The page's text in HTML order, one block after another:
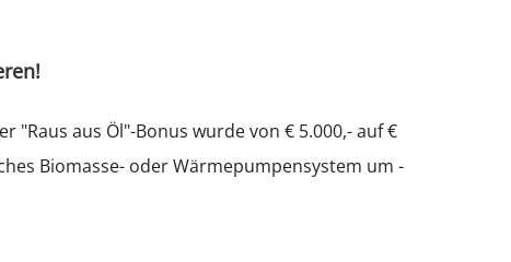
aus Öl"-Bonus wurde von € 5.000,- auf €
Biomasse- oder Wärmepumpensystem um -